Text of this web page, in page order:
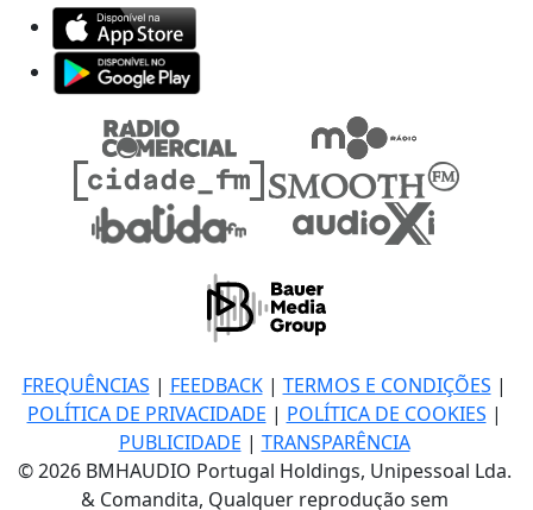
FREQUÊNCIAS | FEEDBACK| TERMOS E CONDIÇÕES |
POLÍTICA DE PRIVACIDADE | POLÍTICA DE COOKIES |
PUBLICIDADE | TRANSPARÊNCIA
© 2026 BMHAUDIO Portugal Holdings, Unipessoal Lda.
& Comandita, Qualquer reprodução sem